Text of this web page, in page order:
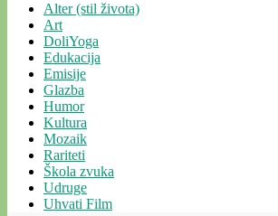
Alter (stil života)
Art
DoliYoga
Edukacija
Emisije
Glazba
Humor
Kultura
Mozaik
Rariteti
Škola zvuka
Udruge
Uhvati Film